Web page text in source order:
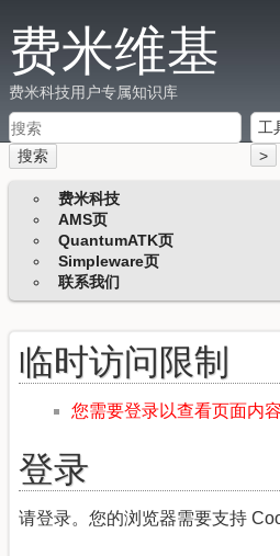
费米维基
费米科技用户专属知识库
搜索 >
费米科技
AMS页
QuantumATK页
Simpleware页
联系我们
临时访问限制
您需要登录以查看页面内容
登录
请登录。您的浏览器需要支持